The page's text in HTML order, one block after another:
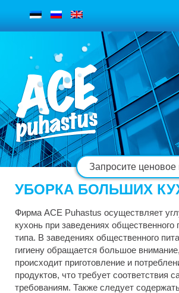
Запросите
УБОРКА БОЛЬШИХ
Фирма ACE Puhastus осуществляет
кухонь при заведениях общественного
типа. В заведениях общественного
гигиену обращается большое
происходит приготовление и
продуктов, что требует соответствия
требованиям. Также следует